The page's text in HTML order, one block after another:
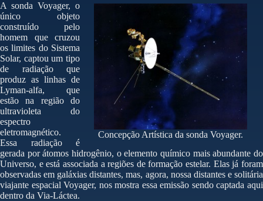
Concepção Artística da sonda Voyager.
A sonda Voyager, o
único objeto
construído pelo
homem que cruzou
os limites do Sistema
Solar, captou um tipo
de radiação que
produz as linhas de
Lyman-alfa, que
estão na região do
ultravioleta do
espectro
eletromagnético.
Essa radiação é
gerada por átomos hidrogênio, o elemento químico mais abundante do
Universo, e está associada a regiões de formação estelar. Elas já foram
observadas em galáxias distantes, mas, agora, nossa distantes e solitária
viajante espacial Voyager, nos mostra essa emissão sendo captada aqui
dentro da Via-Láctea.